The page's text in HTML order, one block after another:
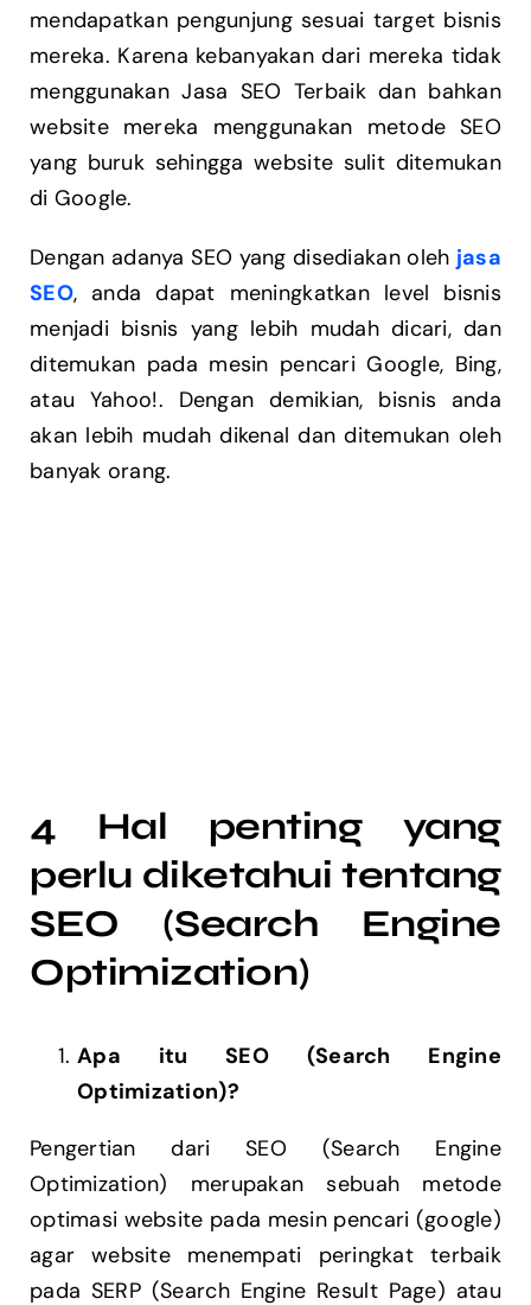
mendapatkan pengunjung sesuai target bisnis
mereka. Karena kebanyakan dari mereka tidak
menggunakan Jasa SEO Terbaik dan bahkan
website mereka menggunakan metode SEO
yang buruk sehingga website sulit ditemukan
di Google.
Dengan adanya SEO yang disediakan oleh jasa
SEO, anda dapat meningkatkan level bisnis
menjadi bisnis yang lebih mudah dicari, dan
ditemukan pada mesin pencari Google, Bing,
atau Yahoo!. Dengan demikian, bisnis anda
akan lebih mudah dikenal dan ditemukan oleh
banyak orang.
4 Hal penting yang
perlu diketahui tentang
SEO (Search Engine
Optimization)
Apa itu SEO (Search Engine
Optimization)?
Pengertian dari SEO (Search Engine
Optimization) merupakan sebuah metode
optimasi website pada mesin pencari (google)
agar website menempati peringkat terbaik
pada SERP (Search Engine Result Page) atau